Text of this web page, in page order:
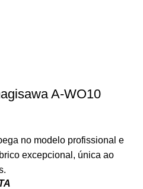
A-WO10
no modelo profissional e
excepcional, única ao